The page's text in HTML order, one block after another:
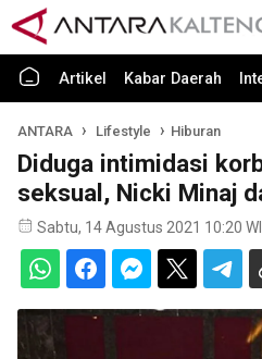
Artikel Kabar Daerah
ANTARA Lifestyle Hiburan
Diduga intimidasi
seksual, Nicki Minaj
Sabtu, 14 Agustus 2021 10:20